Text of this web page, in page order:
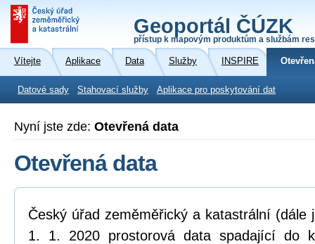
Geoportál ČÚZK
přístup k mapovým produktům a službám
Vítejte Aplikace Data Služby INSPIRE
Datové sady Stahovací služby Aplikace pro poskytování dat
Nyní jste zde: Otevřená data
Otevřená data
Český úřad zeměměřický a katastrální (dále
1. 1. 2020 prostorová data spadající do